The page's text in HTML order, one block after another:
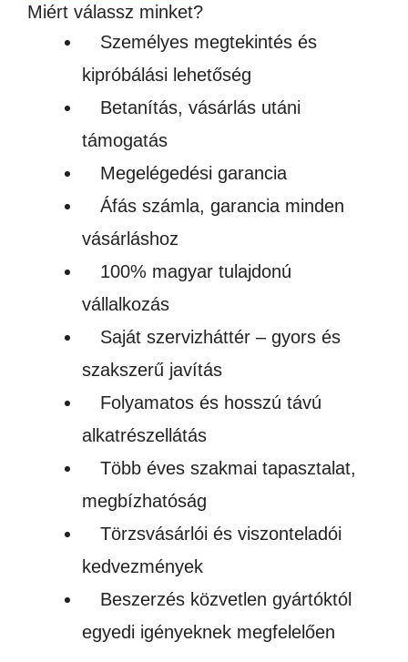
Miért válassz minket?
Személyes megtekintés és
kipróbálási lehetőség
Betanítás, vásárlás utáni
támogatás
Megelégedési garancia
Áfás számla, garancia minden
vásárláshoz
100% magyar tulajdonú
vállalkozás
Saját szervizháttér – gyors és
szakszerű javítás
Folyamatos és hosszú távú
alkatrészellátás
Több éves szakmai tapasztalat,
megbízhatóság
Törzsvásárlói és viszonteladói
kedvezmények
Beszerzés közvetlen gyártóktól
egyedi igényeknek megfelelően